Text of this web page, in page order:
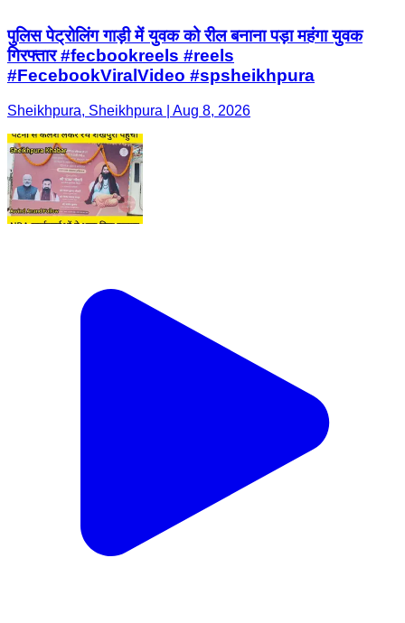
पुलिस पेट्रोलिंग गाड़ी में युवक को रील बनाना पड़ा महंगा युवक
गिरफ्तार #fecbookreels #reels
#FecebookViralVideo #spsheikhpura
Sheikhpura, Sheikhpura | Aug 8, 2026